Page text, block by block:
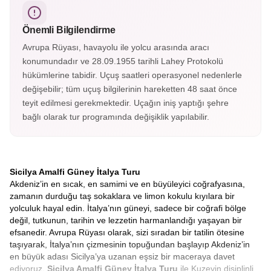
listesindedir. Krater yürüyüşleri ve lav manzaralarıyla
etkileyici bir doğa deneyimi sunar.
Önemli Bilgilendirme
Avrupa Rüyası, havayolu ile yolcu arasında aracı
konumundadır ve 28.09.1955 tarihli Lahey Protokolü
hükümlerine tabidir. Uçuş saatleri operasyonel nedenlerle
değişebilir; tüm uçuş bilgilerinin hareketten 48 saat önce
teyit edilmesi gerekmektedir. Uçağın iniş yaptığı şehre
bağlı olarak tur programında değişiklik yapılabilir.
Sicilya Amalfi Güney İtalya Turu
Akdeniz’in en sıcak, en samimi ve en büyüleyici coğrafyasına,
zamanın durduğu taş sokaklara ve limon kokulu kıyılara bir
yolculuk hayal edin. İtalya’nın güneyi, sadece bir coğrafi bölge
değil, tutkunun, tarihin ve lezzetin harmanlandığı yaşayan bir
efsanedir. Avrupa Rüyası olarak, sizi sıradan bir tatilin ötesine
taşıyarak, İtalya’nın çizmesinin topuğundan başlayıp Akdeniz’in
en büyük adası Sicilya’ya uzanan eşsiz bir maceraya davet
ediyoruz. Sicilya Amalfi Güney İtalya Turu ile Kuzeyin disiplinli